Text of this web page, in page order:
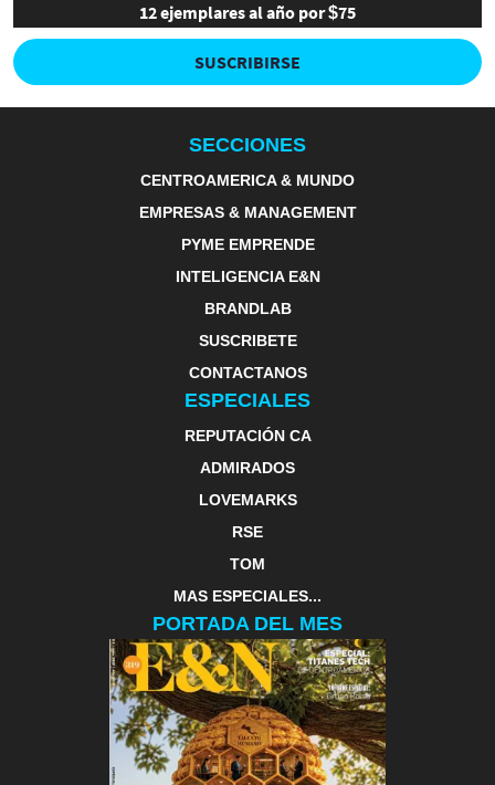
12 ejemplares al año por $75
SUSCRIBIRSE
SECCIONES
CENTROAMERICA & MUNDO
EMPRESAS & MANAGEMENT
PYME EMPRENDE
INTELIGENCIA E&N
BRANDLAB
SUSCRIBETE
CONTACTANOS
ESPECIALES
REPUTACIÓN CA
ADMIRADOS
LOVEMARKS
RSE
TOM
MAS ESPECIALES...
PORTADA DEL MES